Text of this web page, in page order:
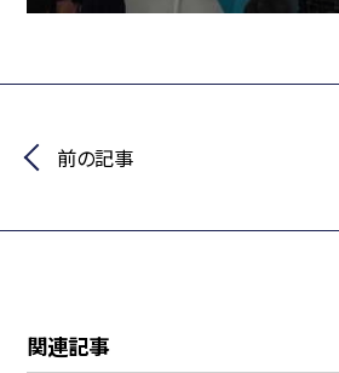
前の記事
関連記事